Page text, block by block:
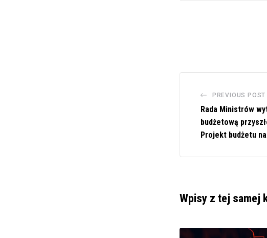
PREVIOUS POST
Rada Ministrów
budżetową
Projekt budżetu
Wpisy z tej samej